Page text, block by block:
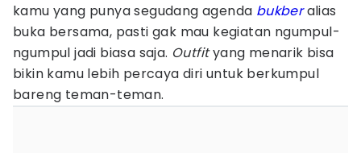
kamu yang punya segudang agenda bukberalias
buka bersama, pasti gak mau kegiatan ngumpul-
ngumpul jadi biasa saja. Outfityang menarik bisa
bikin kamu lebih percaya diri untuk berkumpul
bareng teman-teman.